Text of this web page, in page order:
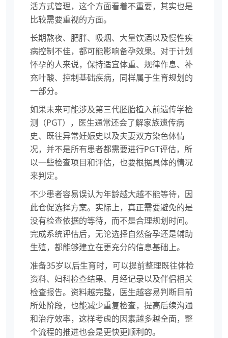
活方式管理，这个方面看着不重要，其实也是
比较需要重视的方面。
长期熬夜、肥胖、吸烟、大量饮酒以及慢性疾
病控制不佳，都可能影响备孕效果。对于计划
怀孕的人来说，保持适宜体重、规律作息、补
充叶酸、控制基础疾病，同样属于生育规划的
一部分。
如果未来可能涉及第三代胚胎植入前遗传学检
测（PGT），医生通常还会了解家族遗传病
史、既往异常妊娠史以及夫妻双方染色体情
况，并不是所有患者都需要进行PGT评估，所
以一些检查项目和评估，也要根据具体的情况
来判定。
不少患者容易误认为年龄越大越不能等待，因
此仓促选择方案。实际上，真正需要避免的是
没有检查依据的等待，而不是合理规划时间。
完成系统评估后，无论选择自然备孕还是辅助
生殖，都能够建立在更充分的信息基础上。
准备35岁以后生育时，可以提前整理既往体检
资料、妇科检查结果、月经记录以及伴侣相关
检查报告。资料越完整，医生越容易判断目前
所处阶段，也能减少重复检查，提高后续沟通
和治疗效率，这样考虑的因素越多越全面，整
个流程的推进也会是更快更顺利的。